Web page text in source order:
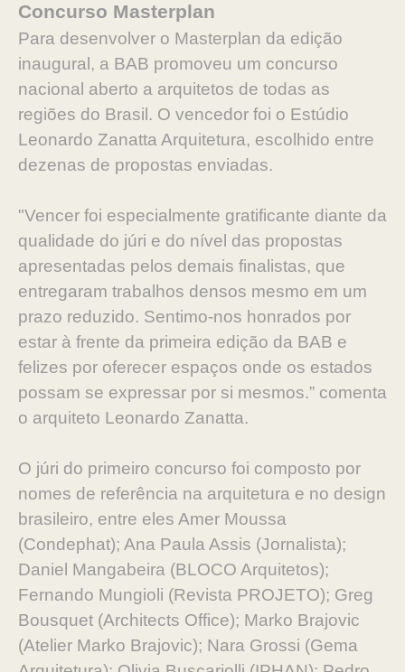
Concurso Masterplan
Para desenvolver o Masterplan da edição
inaugural, a BAB promoveu um concurso
nacional aberto a arquitetos de todas as
regiões do Brasil. O vencedor foi o Estúdio
Leonardo Zanatta Arquitetura, escolhido entre
dezenas de propostas enviadas.
"Vencer foi especialmente gratificante diante da
qualidade do júri e do nível das propostas
apresentadas pelos demais finalistas, que
entregaram trabalhos densos mesmo em um
prazo reduzido. Sentimo-nos honrados por
estar à frente da primeira edição da BAB e
felizes por oferecer espaços onde os estados
possam se expressar por si mesmos.” comenta
o arquiteto Leonardo Zanatta.
O júri do primeiro concurso foi composto por
nomes de referência na arquitetura e no design
brasileiro, entre eles Amer Moussa
(Condephat); Ana Paula Assis (Jornalista);
Daniel Mangabeira (BLOCO Arquitetos);
Fernando Mungioli (Revista PROJETO); Greg
Bousquet (Architects Office); Marko Brajovic
(Atelier Marko Brajovic); Nara Grossi (Gema